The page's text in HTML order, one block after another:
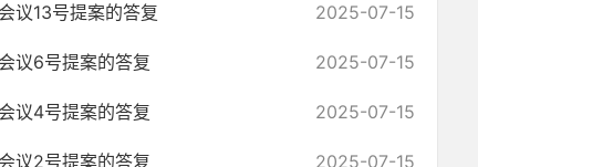
议13号提案的答复 2025-07-15
议6号提案的答复 2025-07-15
议4号提案的答复 2025-07-15
议2号提案的答复 2025-07-15